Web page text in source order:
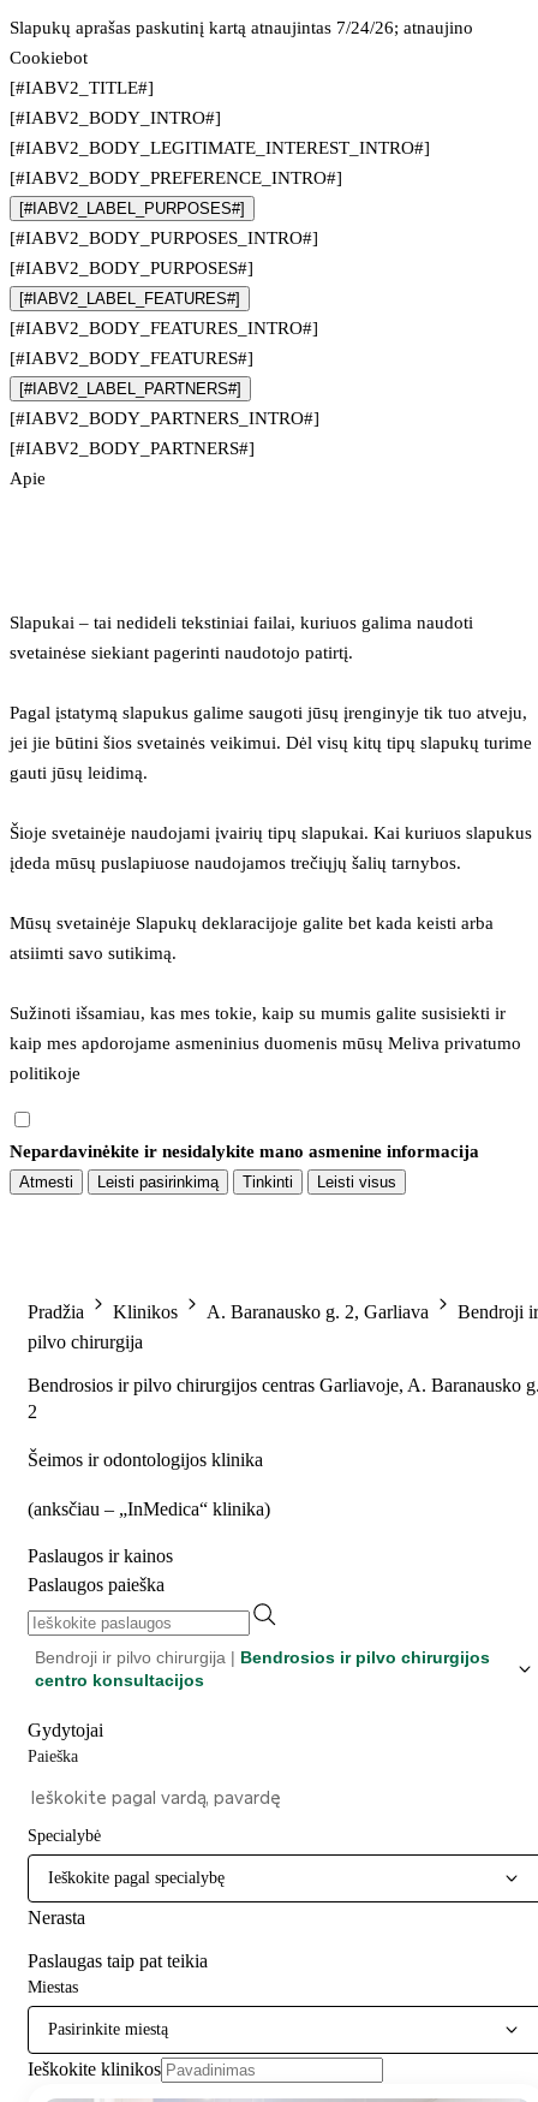
Slapukų aprašas paskutinį kartą atnaujintas 7/24/26; atnaujino
Cookiebot
[#IABV2_TITLE#]
[#IABV2_BODY_INTRO#]
[#IABV2_BODY_LEGITIMATE_INTEREST_INTRO#]
[#IABV2_BODY_PREFERENCE_INTRO#]
[#IABV2_LABEL_PURPOSES#]
[#IABV2_BODY_PURPOSES_INTRO#]
[#IABV2_BODY_PURPOSES#]
[#IABV2_LABEL_FEATURES#]
[#IABV2_BODY_FEATURES_INTRO#]
[#IABV2_BODY_FEATURES#]
[#IABV2_LABEL_PARTNERS#]
[#IABV2_BODY_PARTNERS_INTRO#]
[#IABV2_BODY_PARTNERS#]
Apie
Slapukai – tai nedideli tekstiniai failai, kuriuos galima naudoti
svetainėse siekiant pagerinti naudotojo patirtį.
Pagal įstatymą slapukus galime saugoti jūsų įrenginyje tik tuo atveju,
jei jie būtini šios svetainės veikimui. Dėl visų kitų tipų slapukų turime
gauti jūsų leidimą.
Šioje svetainėje naudojami įvairių tipų slapukai. Kai kuriuos slapukus
įdeda mūsų puslapiuose naudojamos trečiųjų šalių tarnybos.
Mūsų svetainėje Slapukų deklaracijoje galite bet kada keisti arba
atsiimti savo sutikimą.
Sužinoti išsamiau, kas mes tokie, kaip su mumis galite susisiekti ir
kaip mes apdorojame asmeninius duomenis mūsų Meliva privatumo
politikoje
Nepardavinėkite ir nesidalykite mano asmenine informacija
Atmesti Leisti pasirinkimą Tinkinti Leisti visus
Pradžia Klinikos A. Baranausko g. 2, Garliava
Bendroji ir
pilvo chirurgija
Bendrosios ir pilvo chirurgijos centras Garliavoje, A. Baranausko
2
Šeimos ir odontologijos klinika
(anksčiau – „InMedica“ klinika)
Paslaugos ir kainos
Paslaugos paieška
Bendroji ir pilvo chirurgija | Bendrosios ir pilvo chirurgijos
centro konsultacijos
Gydytojai
Paieška
Specialybė
Ieškokite pagal specialybę
Nerasta
Paslaugas taip pat teikia
Miestas
Pasirinkite miestą
Ieškokite klinikos